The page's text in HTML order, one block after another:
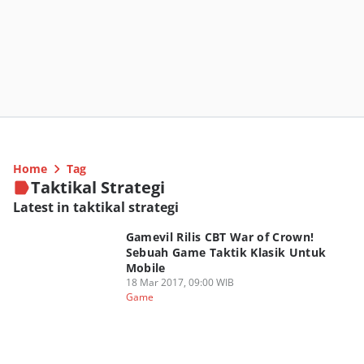
Home Tag
Taktikal Strategi
Latest in taktikal strategi
Gamevil Rilis CBT War of Crown!
Sebuah Game Taktik Klasik Untuk
Mobile
18 Mar 2017, 09:00 WIB
Game